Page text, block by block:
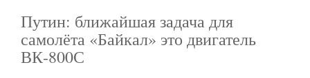
Путин: ближайшая задача для
самолёта «Байкал» это двигатель
ВК-800С